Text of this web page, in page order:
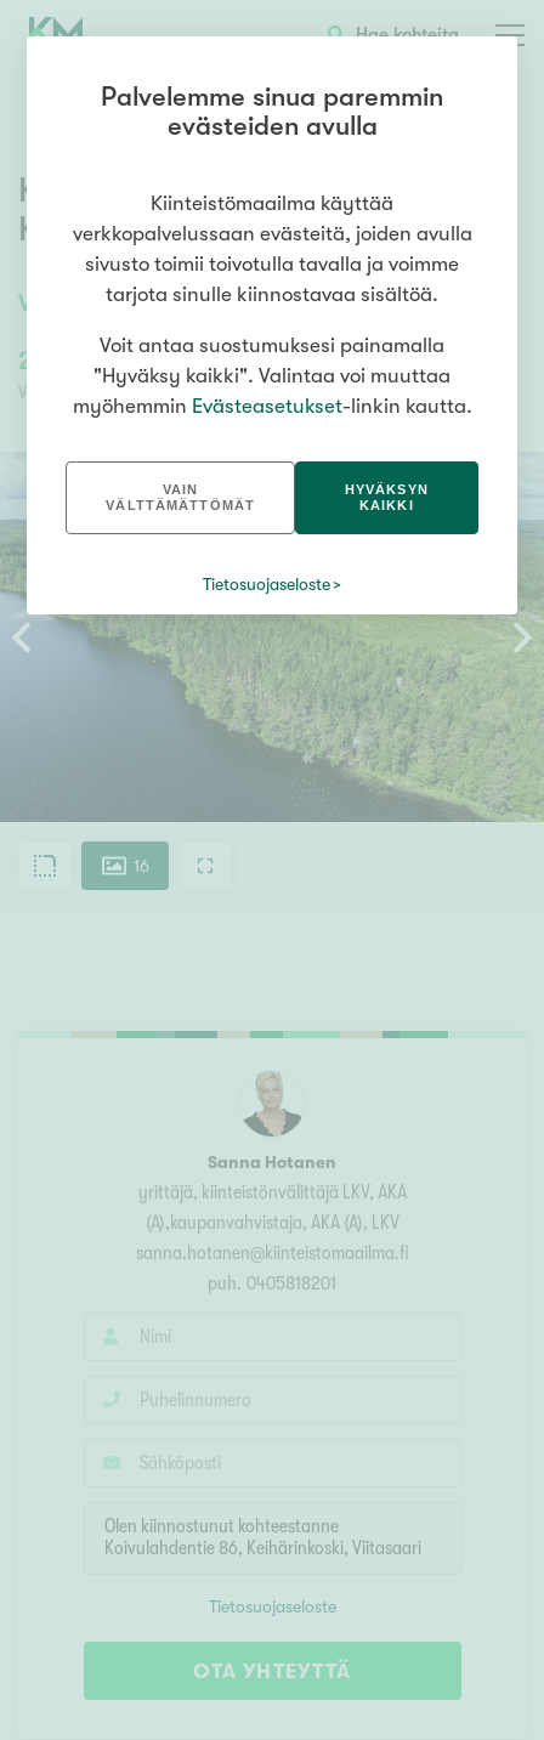
Hae kohteita
Vapaa-ajan tontti
Koivulahdentie 86,
Keihärinkoski,Viitasaari
23 000,00 €
Velaton hinta
23 000,00 €
16
Sanna Hotanen
yrittäjä, kiinteistönvälittäjä LKV, AKA
(A),kaupanvahvistaja, AKA (A), LKV
sanna.hotanen@kiinteistomaailma.fi
puh. 0405818201
Tietosuojaseloste
OTA YHTEYTTÄ
Palvelemme sinua paremmin
evästeiden avulla
Kiinteistömaailma käyttää
verkkopalvelussaan evästeitä, joiden avulla
sivusto toimii toivotulla tavalla ja voimme
tarjota sinulle kiinnostavaa sisältöä.
Voit antaa suostumuksesi painamalla
"Hyväksy kaikki". Valintaa voi muuttaa
myöhemmin Evästeasetukset-linkin kautta.
VAIN
VÄLTTÄMÄTTÖMÄT
HYVÄKSYN
KAIKKI
Tietosuojaseloste